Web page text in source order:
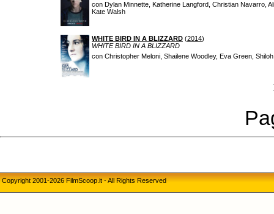
con Dylan Minnette, Katherine Langford, Christian Navarro,
Kate Walsh
WHITE BIRD IN A BLIZZARD (2014)
WHITE BIRD IN A BLIZZARD
con Christopher Meloni, Shailene Woodley, Eva Green,
Copyright 2001-2026 FilmScoop.it - All Rights Reserved